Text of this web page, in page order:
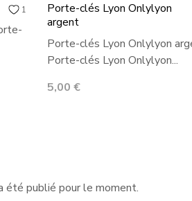
1
Porte-clés Lyon Onlylyon
argent
Porte-clés Lyon Onlylyon
Porte-clés Lyon Onlylyon...
Prix
5,00 €
été publié pour le moment.